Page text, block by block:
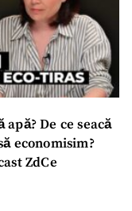
De ce seacă
economisim?
ZdCe